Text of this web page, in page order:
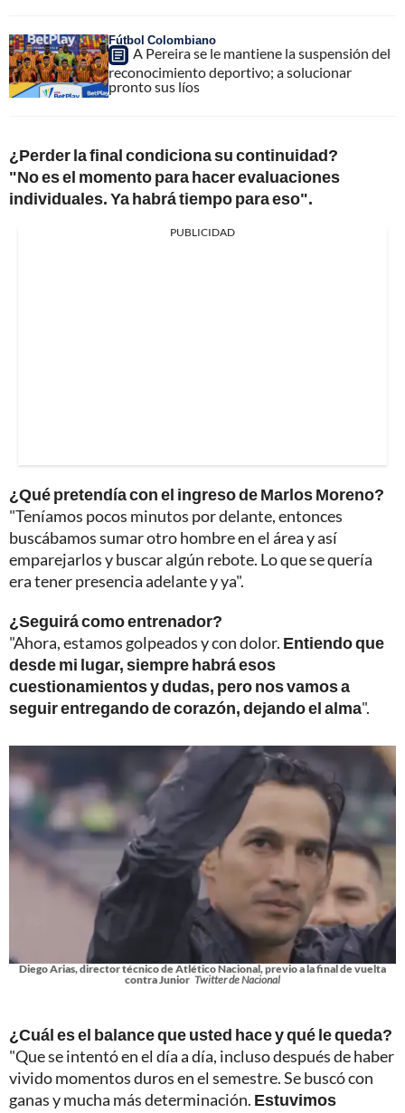
Fútbol Colombiano
A Pereira se le mantiene la suspensión del
reconocimiento deportivo; a solucionar
pronto sus líos
¿Perder la final condiciona su continuidad?
"No es el momento para hacer evaluaciones
individuales. Ya habrá tiempo para eso".
PUBLICIDAD
¿Qué pretendía con el ingreso de Marlos Moreno?
"Teníamos pocos minutos por delante, entonces
buscábamos sumar otro hombre en el área y así
emparejarlos y buscar algún rebote. Lo que se quería
era tener presencia adelante y ya".
¿Seguirá como entrenador?
"Ahora, estamos golpeados y con dolor. Entiendo que
desde mi lugar, siempre habrá esos
cuestionamientos y dudas, pero nos vamos a
seguir entregando de corazón, dejando el alma".
Diego Arias, director técnico de Atlético Nacional, previo a la final de vuelta
contra Junior Twitter de Nacional
¿Cuál es el balance que usted hace y qué le queda?
"Que se intentó en el día a día, incluso después de haber
vivido momentos duros en el semestre. Se buscó con
ganas y mucha más determinación. Estuvimos